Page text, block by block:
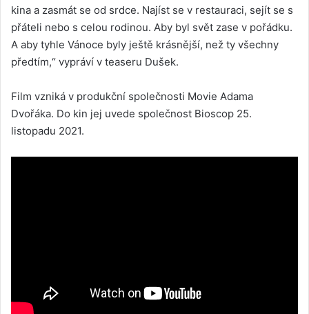
kina a zasmát se od srdce. Najíst se v restauraci, sejít se s
přáteli nebo s celou rodinou. Aby byl svět zase v pořádku.
A aby tyhle Vánoce byly ještě krásnější, než ty všechny
předtím,“ vypráví v teaseru Dušek.
Film vzniká v produkční společnosti Movie Adama
Dvořáka. Do kin jej uvede společnost Bioscop 25.
listopadu 2021.